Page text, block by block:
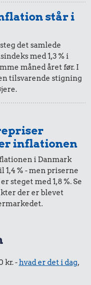
17,-
= 8,-
i 2024
i 2024
= 2,-
i 2024
står i
det samlede
med 1,3 % i
måned året før. I
tilsvarende stigning
inflationen
i Danmark
1,4 % - men priserne
steget med 1,8 %. Se
der er blevet
kr. -hvad er det i dag,